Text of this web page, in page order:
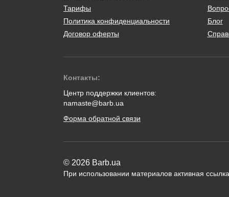
Тарифы
Политика конфиденциальности
Договор оферты
Блог
Контакты:
Центр поддержки клиентов:
namaste@barb.ua
Форма обратной связи
© 2026 Barb.ua
При использовании материалов активная